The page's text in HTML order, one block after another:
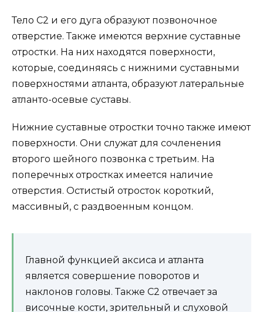
Тело С2 и его дуга образуют позвоночное
отверстие. Также имеются верхние суставные
отростки. На них находятся поверхности,
которые, соединяясь с нижними суставными
поверхностями атланта, образуют латеральные
атланто-осевые суставы.
Нижние суставные отростки точно также имеют
поверхности. Они служат для сочленения
второго шейного позвонка с третьим. На
поперечных отростках имеется наличие
отверстия. Остистый отросток короткий,
массивный, с раздвоенным концом.
Главной функцией аксиса и атланта
является совершение поворотов и
наклонов головы. Также С2 отвечает за
височные кости, зрительный и слуховой